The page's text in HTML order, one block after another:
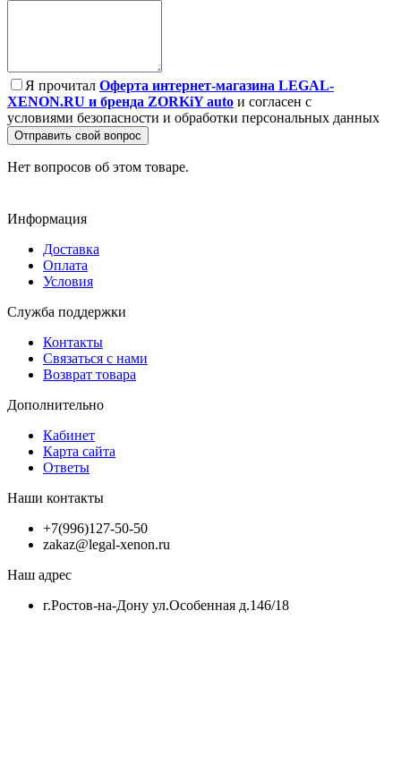
Я прочитал Оферта интернет-магазина LEGAL-
XENON.RU и бренда ZORKiY auto и согласен с
условиями безопасности и обработки персональных данных
Отправить свой вопрос
Нет вопросов об этом товаре.
Информация
Доставка
Оплата
Условия
Служба поддержки
Контакты
Связаться с нами
Возврат товара
Дополнительно
Кабинет
Карта сайта
Ответы
Наши контакты
+7(996)127-50-50
zakaz@legal-xenon.ru
Наш адрес
г.Ростов-на-Дону ул.Особенная д.146/18